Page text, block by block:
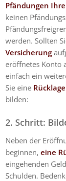
Pfändungen
keinen
werden. Sollten
Versicherung
eröffnetes Konto
einfach ein
Sie eine Rücklage
bilden:
2. Schritt:
Neben der
beginnen,eine
eingehenden
Schulden.